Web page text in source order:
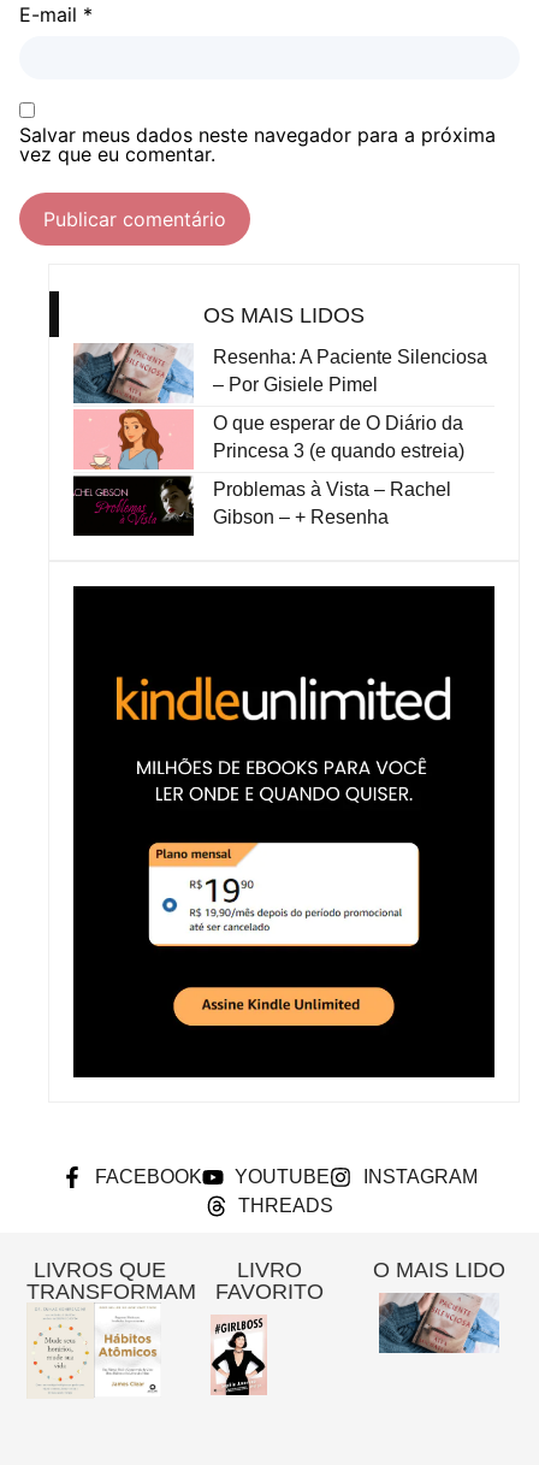
E-mail *
Salvar meus dados neste navegador para a próxima
vez que eu comentar.
OS MAIS LIDOS
Resenha: A Paciente Silenciosa
– Por Gisiele Pimel
O que esperar de O Diário da
Princesa 3 (e quando estreia)
Problemas à Vista – Rachel
Gibson – + Resenha
FACEBOOK YOUTUBE
INSTAGRAM
THREADS
LIVROS QUE
TRANSFORMAM
LIVRO
FAVORITO
O MAIS LIDO